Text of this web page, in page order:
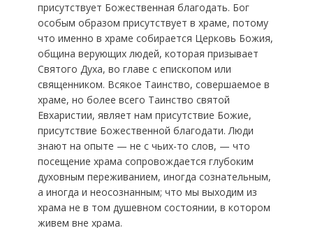
присутствует Божественная благодать. Бог
особым образом присутствует в храме, потому
что именно в храме собирается Церковь Божия,
община верующих людей, которая призывает
Святого Духа, во главе с епископом или
священником. Всякое Таинство, совершаемое в
храме, но более всего Таинство святой
Евхаристии, являет нам присутствие Божие,
присутствие Божественной благодати. Люди
знают на опыте — не с чьих-то слов, — что
посещение храма сопровождается глубоким
духовным переживанием, иногда сознательным,
а иногда и неосознанным; что мы выходим из
храма не в том душевном состоянии, в котором
живем вне храма.